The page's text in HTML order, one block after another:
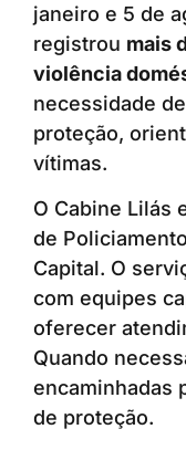
janeiro e 5 de
registrou mais
violência
necessidade
proteção,
vítimas.
O Cabine Lilás
de
Capital. O
com equipes
oferecer
Quando
encaminhadas
de proteção.